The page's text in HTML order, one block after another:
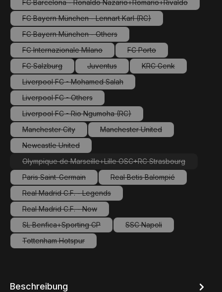
FC Barcelona - Ronaldo Nazario+Romario+Rivaldo
(Diese Option ist zurzeit nicht
FC Bayern München - Lennart Karl (RC)
(Diese Option ist zurzeit nicht verfügbar.)
FC Bayern München - Others
(Diese Option ist zurzeit nicht verfügbar.)
FC Internazionale Milano
(Diese Option ist zurzeit nicht verfügbar.)
FC Porto
(Diese Option ist zurzeit
FC Salzburg
(Diese Option ist zurzeit nicht verfügbar.)
Juventus
(Diese Option ist zurzeit nicht verfügbar.)
KRC Genk
(Diese Option ist
Liverpool FC - Mohamed Salah
(Diese Option ist zurzeit nicht verfügbar.)
Liverpool FC - Others
(Diese Option ist zurzeit nicht verfügbar.)
Liverpool FC - Rio Ngumoha (RC)
(Diese Option ist zurzeit nicht verfügbar.)
Manchester City
(Diese Option ist zurzeit nicht verfügbar.)
Manchester United
(Diese Option ist zurzeit nicht
Newcastle United
(Diese Option ist zurzeit nicht verfügbar.)
Olympique de Marseille+Lille OSC+RC Strasbourg
(Diese Option ist zurzeit nicht
Paris Saint-Germain
(Diese Option ist zurzeit nicht verfügbar.)
Real Betis Balompié
(Diese Option ist zurzeit
Real Madrid C.F. - Legends
(Diese Option ist zurzeit nicht verfügbar.)
Real Madrid C.F. - Now
(Diese Option ist zurzeit nicht verfügbar.)
SL Benfica+Sporting CP
(Diese Option ist zurzeit nicht verfügbar.)
SSC Napoli
(Diese Option ist zurzeit
Tottenham Hotspur
(Diese Option ist zurzeit nicht verfügbar.)
Beschreibung